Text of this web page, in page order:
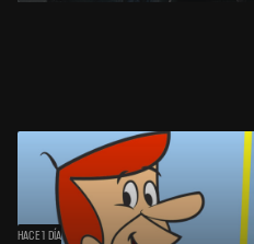
HACE 1 DÍA